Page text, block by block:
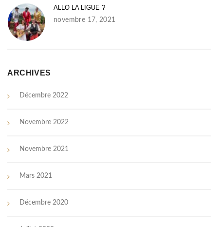
ALLO LA LIGUE ?
novembre 17, 2021
ARCHIVES
Décembre 2022
Novembre 2022
Novembre 2021
Mars 2021
Décembre 2020